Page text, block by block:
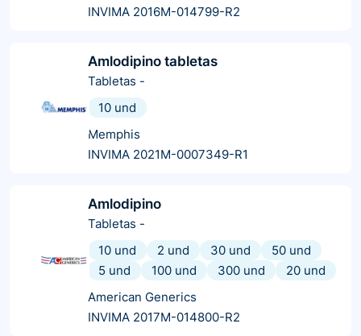
INVIMA 2016M-014799-R2
Amlodipino tabletas
Tabletas -
10 und
Memphis
INVIMA 2021M-0007349-R1
Amlodipino
Tabletas -
10 und
2 und 30 und
50 und
5 und
100 und 300 und
20 und
American Generics
INVIMA 2017M-014800-R2